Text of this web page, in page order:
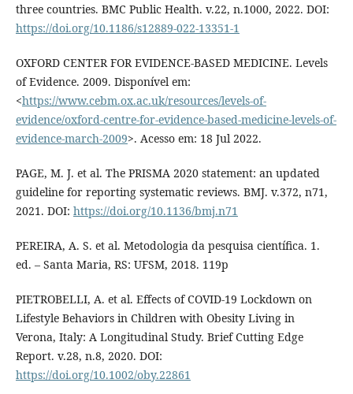
three countries. BMC Public Health. v.22, n.1000, 2022. DOI:
https://doi.org/10.1186/s12889-022-13351-1
OXFORD CENTER FOR EVIDENCE-BASED MEDICINE. Levels
of Evidence. 2009. Disponível em:
<https://www.cebm.ox.ac.uk/resources/levels-of-
evidence/oxford-centre-for-evidence-based-medicine-levels-of-
evidence-march-2009>. Acesso em: 18 Jul 2022.
PAGE, M. J. et al. The PRISMA 2020 statement: an updated
guideline for reporting systematic reviews. BMJ. v.372, n71,
2021. DOI: https://doi.org/10.1136/bmj.n71
PEREIRA, A. S. et al. Metodologia da pesquisa científica. 1.
ed. – Santa Maria, RS: UFSM, 2018. 119p
PIETROBELLI, A. et al. Effects of COVID-19 Lockdown on
Lifestyle Behaviors in Children with Obesity Living in
Verona, Italy: A Longitudinal Study. Brief Cutting Edge
Report. v.28, n.8, 2020. DOI:
https://doi.org/10.1002/oby.22861